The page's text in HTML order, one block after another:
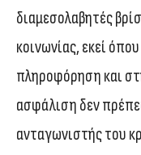
διαμεσολαβητές
κοινωνίας, εκεί
πληροφόρηση και
ασφάλιση δεν
ανταγωνιστής του